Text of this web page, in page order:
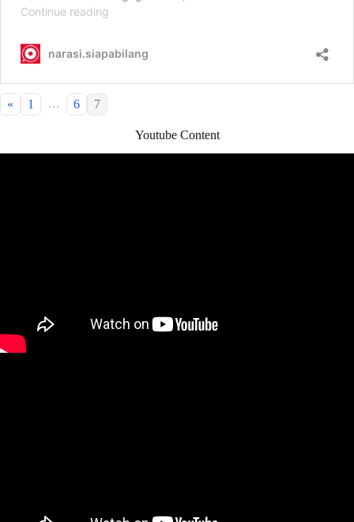
« 1 … 6 7
Youtube Content